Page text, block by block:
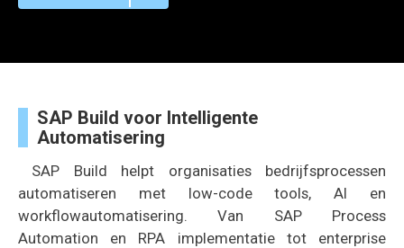
SAP Build voor Intelligente
Automatisering
SAP Build helpt organisaties bedrijfsprocessen
automatiseren met low-code tools, AI en
workflowautomatisering. Van SAP Process
Automation en RPA implementatie tot enterprise